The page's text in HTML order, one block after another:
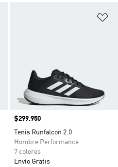
Precio
$299.950
Tenis Runfalcon 2.0
Hombre Performance
7 colores
Envío Gratis